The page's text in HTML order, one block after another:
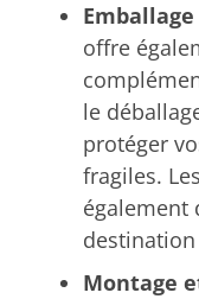
offre
le
protéger
fragiles.
également
Montage